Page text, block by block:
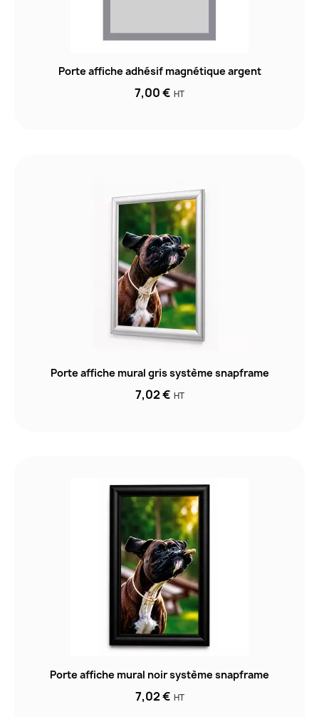
Porte affiche adhésif magnétique argent
7,00 € HT
Porte affiche mural gris système snapframe
7,02 € HT
Porte affiche mural noir système snapframe
7,02 € HT